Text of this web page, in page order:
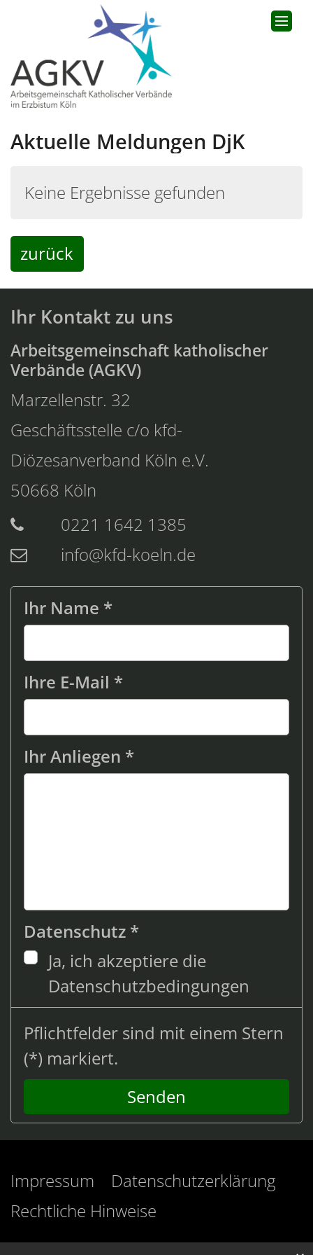
Zum Inhalt springen
Aktuelle Meldungen DjK
Keine Ergebnisse gefunden
zurück
Ihr Name *
Ihre E-Mail *
Ihr Anliegen *
Datenschutz *
Ja, ich akzeptiere die
Datenschutzbedingungen
Pflichtfelder sind mit einem Stern
(*) markiert.
Ihr Kontakt zu uns
Arbeitsgemeinschaft katholischer
Verbände (AGKV)
Marzellenstr. 32
Geschäftsstelle c/o kfd-
Diözesanverband Köln e.V.
50668 Köln
0221 1642 1385
info@kfd-koeln.de
Impressum
Datenschutzerklärung
Rechtliche Hinweise